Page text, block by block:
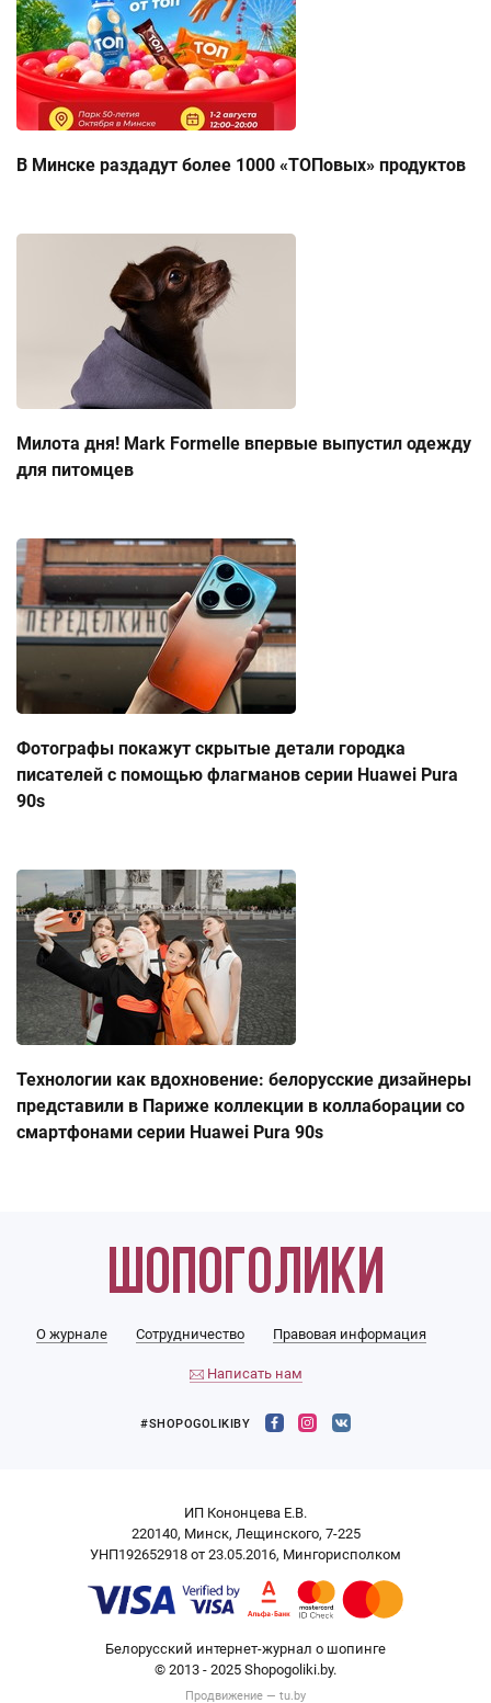
В Минске раздадут более 1000 «ТОПовых» продуктов
Милота дня! Mark Formelle впервые выпустил одежду
для питомцев
Фотографы покажут скрытые детали городка
писателей с помощью флагманов серии Huawei Pura
90s
Технологии как вдохновение: белорусские дизайнеры
представили в Париже коллекции в коллаборации со
смартфонами серии Huawei Pura 90s
О журнале Сотрудничество Правовая информация
Написать нам
#SHOPOGOLIKIBY
ИП Кононцева Е.В.
220140, Минск, Лещинского, 7-225
УНП192652918 от 23.05.2016, Мингорисполком
Белорусский интернет-журнал о шопинге
© 2013 - 2025 Shopogoliki.by.
Продвижение — tu.by